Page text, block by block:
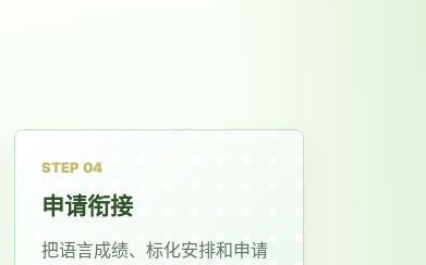
STEP 04
申请衔接
把语言成绩、标化安排和申请